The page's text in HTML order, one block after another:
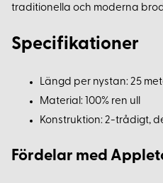
traditionella och moderna
Specifikationer
Längd per nystan: 25
Material: 100% ren ull
Konstruktion: 2-trådigt,
Fördelar med